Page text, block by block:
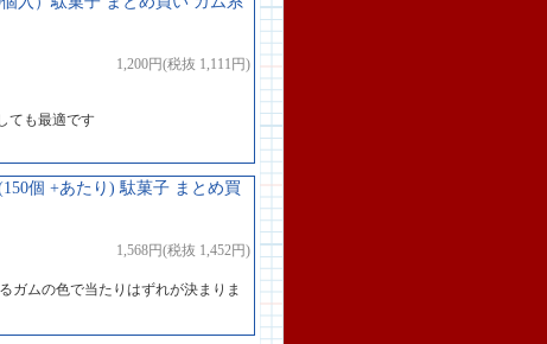
1,200円(税抜 1,111円)
ても最適です
個 +あたり) 駄菓子 まとめ買
1,568円(税抜 1,452円)
ガムの色で当たりはずれが決まりま